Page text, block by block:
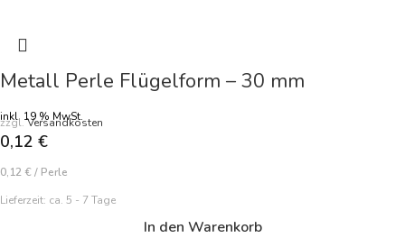
individuelle Schmuckstücke. Preisangabe je Perle.
Metall Perle Flügelform – 30 mm
inkl. 19 % MwSt.
zzgl.Versandkosten
0,12 €
0,12 € / Perle
Lieferzeit: ca. 5 - 7 Tage
In den Warenkorb